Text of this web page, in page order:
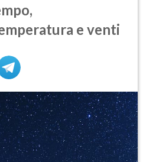
e venti